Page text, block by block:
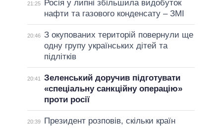
21:25
Росія у липні збільшила видобуток
нафти та газового конденсату – ЗМІ
20:46 З окупованих територій повернули ще
одну групу українських дітей та
підлітків
20:41
Зеленський доручив підготувати
«спеціальну санкційну операцію»
проти росії
20:39
Президент розповів, скільки країн